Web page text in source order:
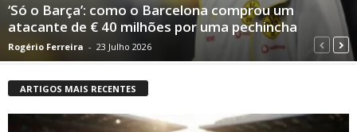
‘Só o Barça’: como o Barcelona comprou um
atacante de € 40 milhões por uma pechincha
Rogério Ferreira - 23 Julho 2026
ARTIGOS MAIS RECENTES